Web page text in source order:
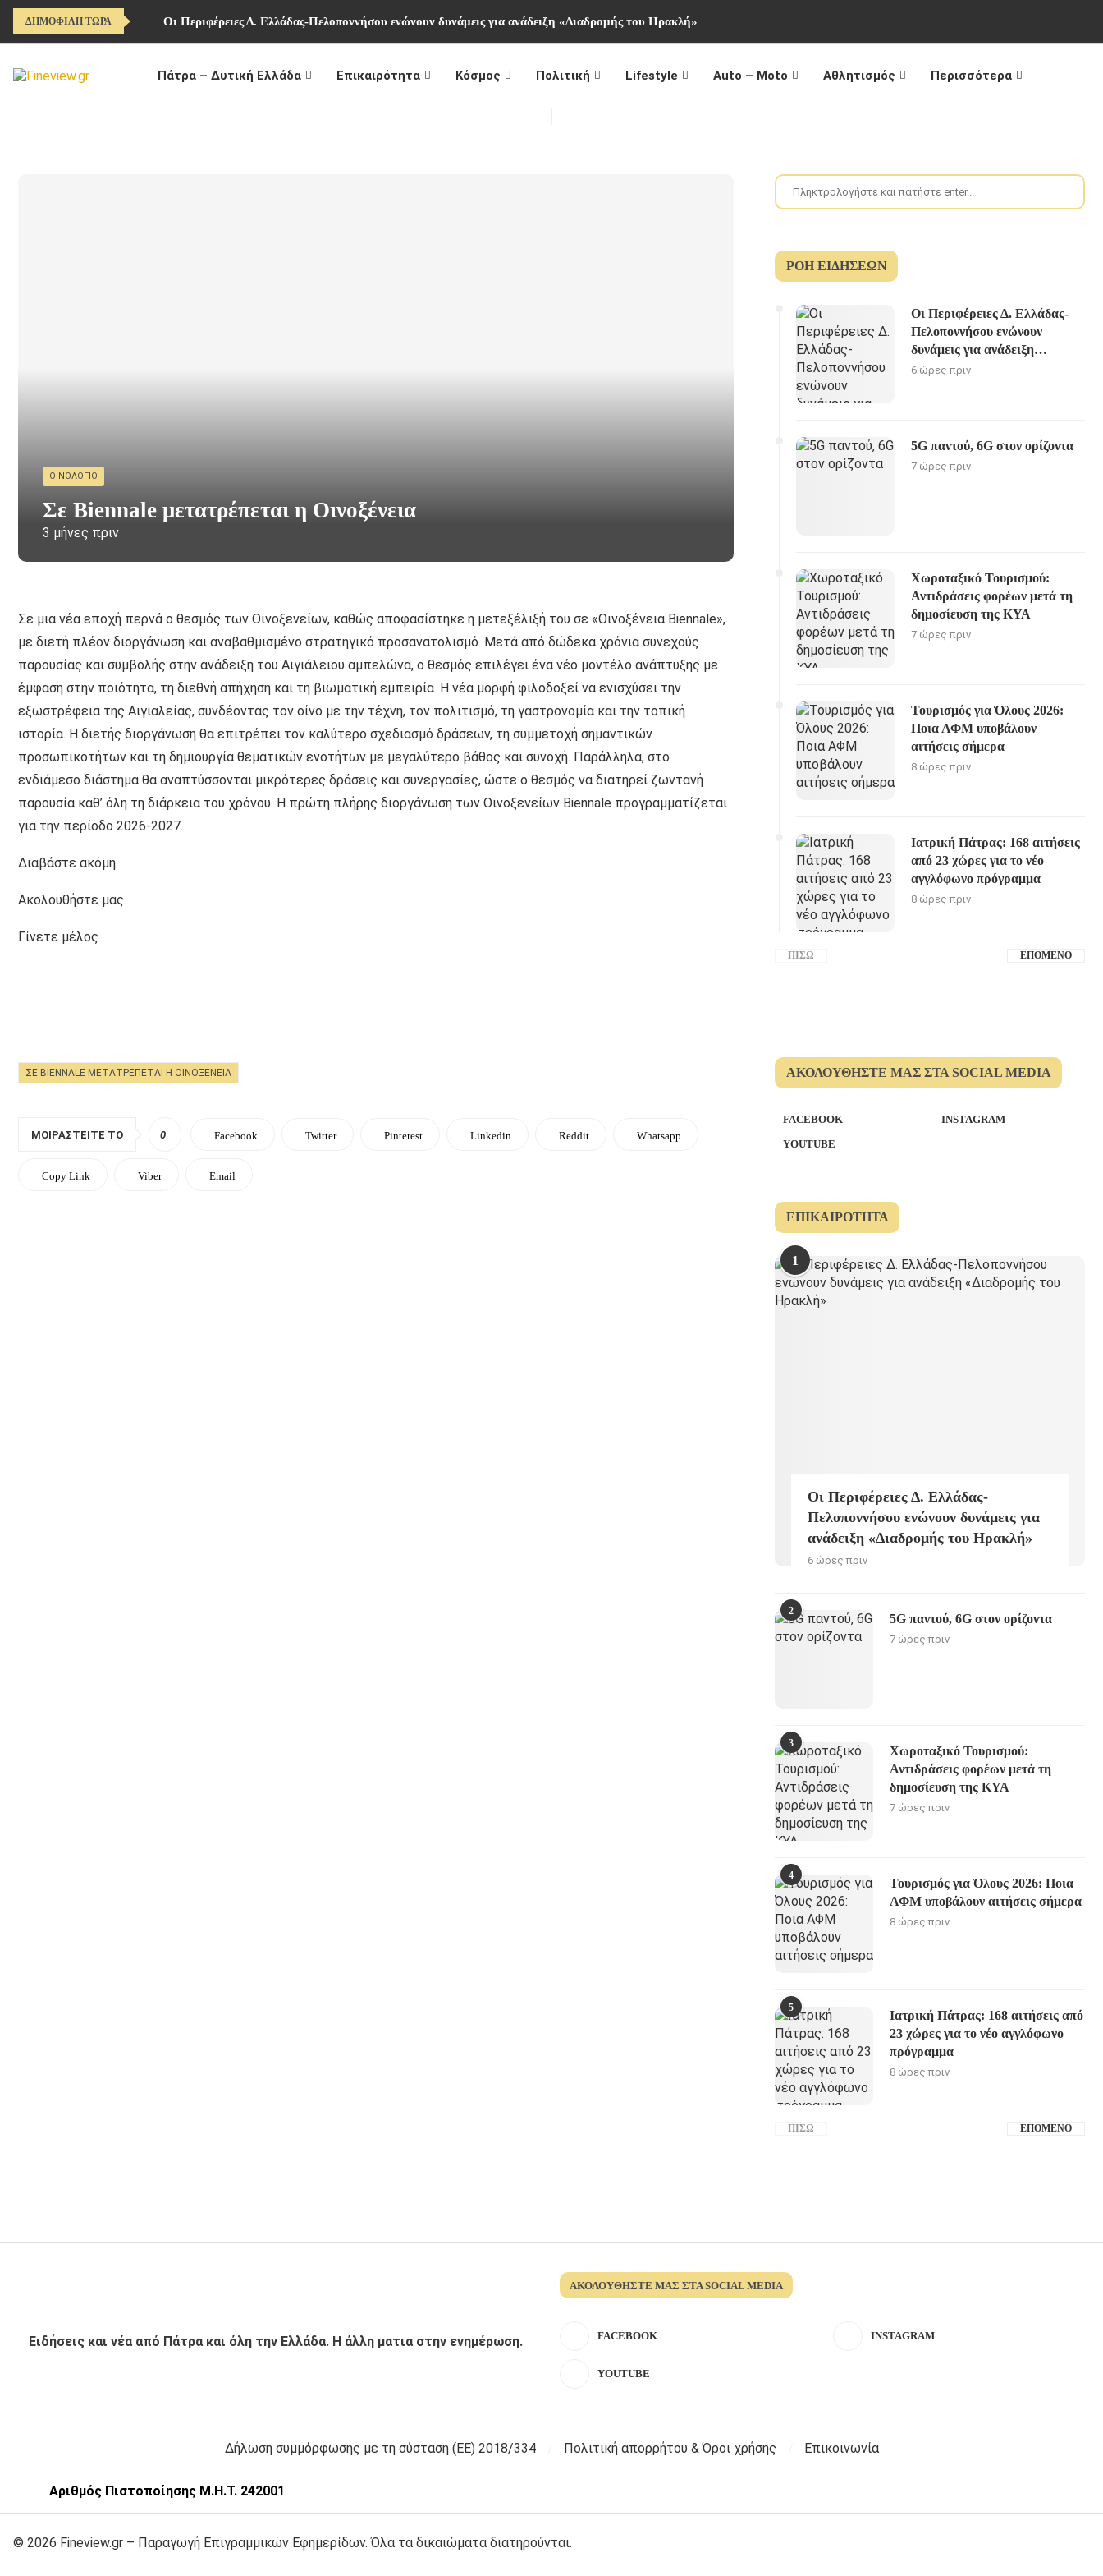
ΔΗΜΟΦΙΛΗ ΤΩΡΑ Οι Περιφέρειες Δ. Ελλάδας-Πελοποννήσου ενώνουν δυνάμεις για ανάδειξη «Διαδρομής του Ηρακλή»
Πάτρα – Δυτική Ελλάδα Επικαιρότητα Κόσμος Πολιτική Lifestyle Auto – Moto Αθλητισμός Περισσότερα
ΟΙΝΟΛΌΓΙΟ
Σε Biennale μετατρέπεται η Οινοξένεια
3 μήνες πριν
Σε μια νέα εποχή περνά ο θεσμός των Οινοξενείων, καθώς αποφασίστηκε η μετεξέλιξή του σε «Οινοξένεια Biennale»,
με διετή πλέον διοργάνωση και αναβαθμισμένο στρατηγικό προσανατολισμό. Μετά από δώδεκα χρόνια συνεχούς
παρουσίας και συμβολής στην ανάδειξη του Αιγιάλειου αμπελώνα, ο θεσμός επιλέγει ένα νέο μοντέλο ανάπτυξης με
έμφαση στην ποιότητα, τη διεθνή απήχηση και τη βιωματική εμπειρία. Η νέα μορφή φιλοδοξεί να ενισχύσει την
εξωστρέφεια της Αιγιαλείας, συνδέοντας τον οίνο με την τέχνη, τον πολιτισμό, τη γαστρονομία και την τοπική
ιστορία. Η διετής διοργάνωση θα επιτρέπει τον καλύτερο σχεδιασμό δράσεων, τη συμμετοχή σημαντικών
προσωπικοτήτων και τη δημιουργία θεματικών ενοτήτων με μεγαλύτερο βάθος και συνοχή. Παράλληλα, στο
ενδιάμεσο διάστημα θα αναπτύσσονται μικρότερες δράσεις και συνεργασίες, ώστε ο θεσμός να διατηρεί ζωντανή
παρουσία καθ’ όλη τη διάρκεια του χρόνου. Η πρώτη πλήρης διοργάνωση των Οινοξενείων Biennale προγραμματίζεται
για την περίοδο 2026-2027.
Διαβάστε ακόμη
Ακολουθήστε μας
Γίνετε μέλος
ΣΕ BIENNALE ΜΕΤΑΤΡΈΠΕΤΑΙ Η ΟΙΝΟΞΈΝΕΙΑ
ΜΟΙΡΑΣΤΕΊΤΕ ΤΟ 0 Facebook Twitter Pinterest Linkedin Reddit Whatsapp
Copy Link Viber Email
ΡΟΉ ΕΙΔΉΣΕΩΝ
Οι Περιφέρειες Δ. Ελλάδας-
Πελοποννήσου ενώνουν
δυνάμεις για ανάδειξη
«Διαδρομής του Ηρακλή»
6 ώρες πριν
5G παντού, 6G στον ορίζοντα
7 ώρες πριν
Χωροταξικό Τουρισμού:
Αντιδράσεις φορέων μετά τη
δημοσίευση της ΚΥΑ
7 ώρες πριν
Τουρισμός για Όλους 2026:
Ποια ΑΦΜ υποβάλουν
αιτήσεις σήμερα
8 ώρες πριν
Ιατρική Πάτρας: 168 αιτήσεις
από 23 χώρες για το νέο
αγγλόφωνο πρόγραμμα
8 ώρες πριν
ΠΊΣΩ ΕΠΌΜΕΝΟ
ΑΚΟΛΟΥΘΉΣΤΕ ΜΑΣ ΣΤΑ SOCIAL MEDIA
FACEBOOK
INSTAGRAM
YOUTUBE
ΕΠΙΚΑΙΡΌΤΗΤΑ
1
Οι Περιφέρειες Δ. Ελλάδας-
Πελοποννήσου ενώνουν δυνάμεις για
ανάδειξη «Διαδρομής του Ηρακλή»
6 ώρες πριν
2
5G παντού, 6G στον ορίζοντα
7 ώρες πριν
3
Χωροταξικό Τουρισμού:
Αντιδράσεις φορέων μετά τη
δημοσίευση της ΚΥΑ
7 ώρες πριν
4
Τουρισμός για Όλους 2026: Ποια
ΑΦΜ υποβάλουν αιτήσεις σήμερα
8 ώρες πριν
5
Ιατρική Πάτρας: 168 αιτήσεις από
23 χώρες για το νέο αγγλόφωνο
πρόγραμμα
8 ώρες πριν
ΠΊΣΩ ΕΠΌΜΕΝΟ
Ειδήσεις και νέα από Πάτρα και όλη την Ελλάδα. Η άλλη ματια στην ενημέρωση.
ΑΚΟΛΟΥΘΉΣΤΕ ΜΑΣ ΣΤΑ SOCIAL MEDIA
FACEBOOK INSTAGRAM
YOUTUBE
Δήλωση συμμόρφωσης με τη σύσταση (ΕΕ) 2018/334 Πολιτική απορρήτου & Όροι χρήσης Επικοινωνία
Αριθμός Πιστοποίησης Μ.Η.Τ. 242001
© 2026 Fineview.gr – Παραγωγή Επιγραμμικών Εφημερίδων. Όλα τα δικαιώματα διατηρούνται.